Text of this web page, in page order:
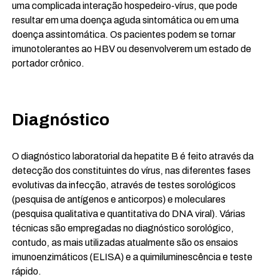
uma complicada interação hospedeiro-vírus, que pode
resultar em uma doença aguda sintomática ou em uma
doença assintomática. Os pacientes podem se tornar
imunotolerantes ao HBV ou desenvolverem um estado de
portador crônico.
Diagnóstico
O diagnóstico laboratorial da hepatite B é feito através da
detecção dos constituintes do vírus, nas diferentes fases
evolutivas da infecção, através de testes sorológicos
(pesquisa de antígenos e anticorpos) e moleculares
(pesquisa qualitativa e quantitativa do DNA viral). Várias
técnicas são empregadas no diagnóstico sorológico,
contudo, as mais utilizadas atualmente são os ensaios
imunoenzimáticos (ELISA) e a quimiluminescência e teste
rápido.